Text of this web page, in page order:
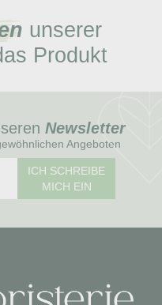
unserer
Produkt
Newsletter
Angeboten
ICH SCHREIBE
MICH EIN